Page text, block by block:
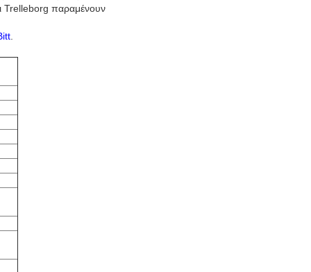
Trelleborg παραμένουν
.